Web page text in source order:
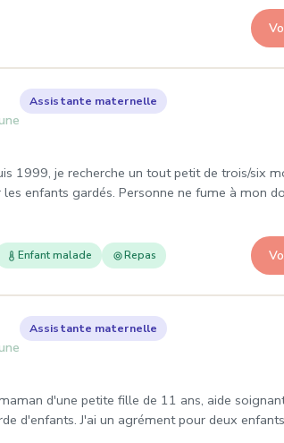
à Lyon 8e Arrondissement
Assistante maternelle
1999, je recherche un tout petit de trois/six
enfants gardés. Personne ne fume à mon
Enfant malade Repas
à Lyon 8e Arrondissement
Assistante maternelle
d'une petite fille de 11 ans, aide
d'enfants. J'ai un agrément pour deux